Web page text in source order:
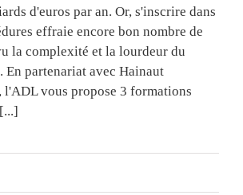
d'euros par an. Or, s'inscrire dans
effraie encore bon nombre de
la complexité et la lourdeur du
En partenariat avec Hainaut
l'ADL vous propose 3 formations